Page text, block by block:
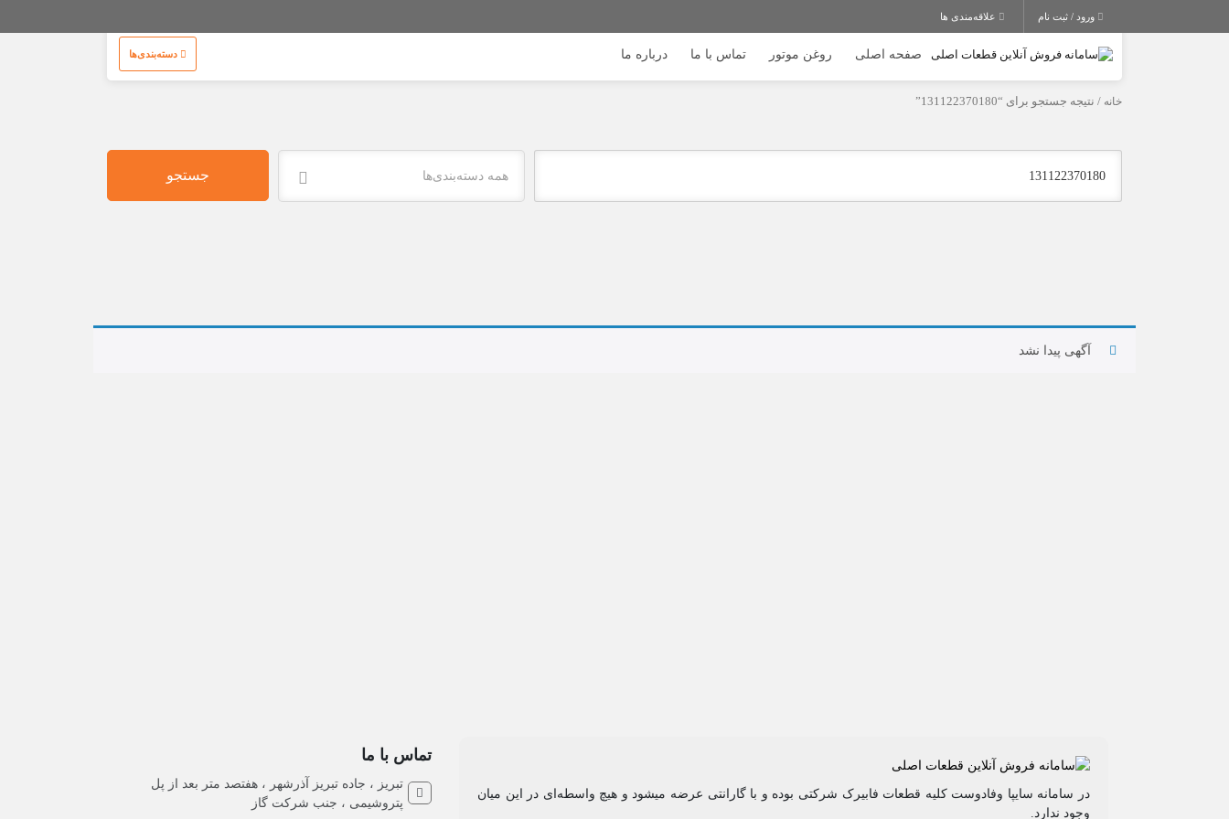
ورود / ثبت نام علاقه‌مندی ها
صفحه اصلی روغن موتور تماس با ما درباره ما دسته‌بندی‌ها
خانه / نتیجه جستجو برای “131122370180”
همه دسته‌بندی‌ها جستجو
آگهی پیدا نشد
در سامانه سایپا وفادوست کلیه قطعات فابیرک شرکتی بوده و با گارانتی عرضه میشود و هیچ واسطه‌ای در این میان
وجود ندارد.
تماس با ما
تبریز ، جاده تبریز آذرشهر ، هفتصد متر بعد از پل
پتروشیمی ، جنب شرکت گاز